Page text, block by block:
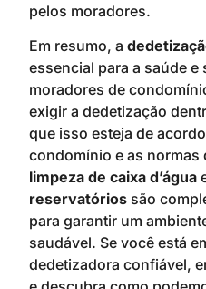
pelos moradores.
Em resumo, a
essencial para a saúde e
moradores de
exigir a dedetização
que isso esteja de
condomínio e as normas
limpeza de caixa d’água
reservatórios são
para garantir um
saudável. Se você está
dedetizadora confiável,